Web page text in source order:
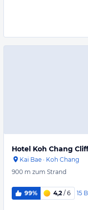
Hotel Koh Chang
Kai Bae · Koh Chang
900 m zum Strand
99% 4,2 / 6 15